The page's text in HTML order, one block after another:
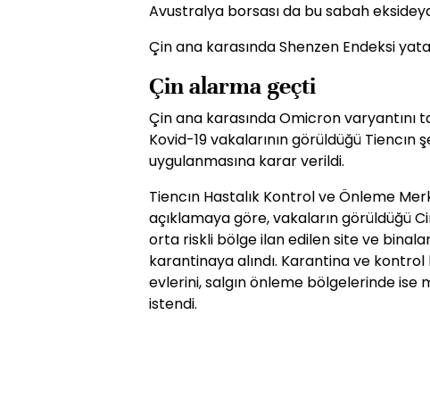
Avustralya borsası da bu sabah
Çin ana karasında Shenzen Endeksi
Çin alarma geçti
Çin ana karasında Omicron varyantını
Kovid-19 vakalarının görüldüğü
uygulanmasına karar verildi.
Tiencın Hastalık Kontrol ve Önleme
açıklamaya göre, vakaların görüldüğü
orta riskli bölge ilan edilen site ve
karantinaya alındı. Karantina ve
evlerini, salgın önleme bölgelerinde
istendi.